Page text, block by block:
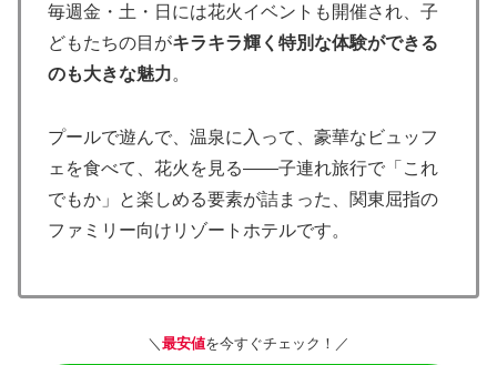
毎週金・土・日には花火イベントも開催され、子
どもたちの目がキラキラ輝く特別な体験ができる
のも大きな魅力。
プールで遊んで、温泉に入って、豪華なビュッフ
ェを食べて、花火を見る——子連れ旅行で「これ
でもか」と楽しめる要素が詰まった、関東屈指の
ファミリー向けリゾートホテルです。
＼ 最安値を今すぐチェック！／